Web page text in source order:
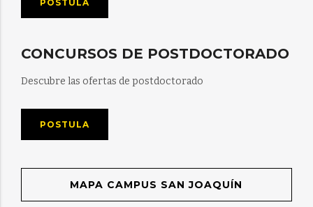
POSTULA
CONCURSOS DE POSTDOCTORADO
Descubre las ofertas de postdoctorado
POSTULA
MAPA CAMPUS SAN JOAQUÍN